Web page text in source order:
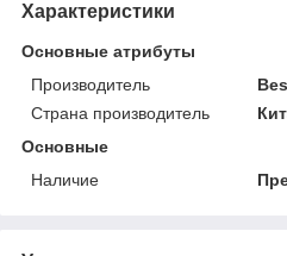
Характеристики
Основные атрибуты
Производитель
Страна производитель
Основные
Наличие